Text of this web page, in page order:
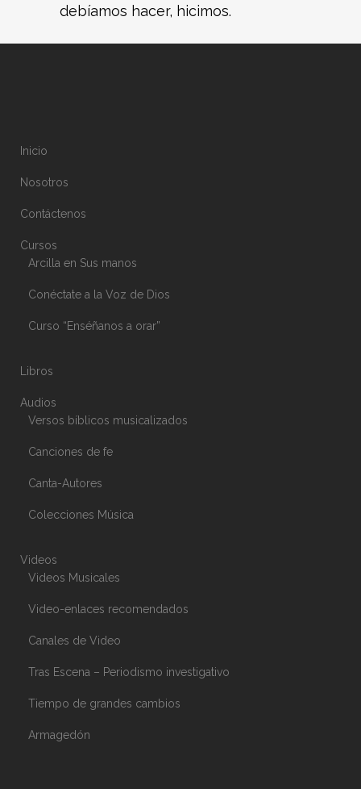
debíamos hacer, hicimos.
Inicio
Nosotros
Contáctenos
Cursos
Arcilla en Sus manos
Conéctate a la Voz de Dios
Curso “Enséñanos a orar”
Libros
Audios
Versos bíblicos musicalizados
Canciones de fe
Canta-Autores
Colecciones Música
Videos
Videos Musicales
Video-enlaces recomendados
Canales de Video
Tras Escena – Periodismo investigativo
Tiempo de grandes cambios
Armagedón